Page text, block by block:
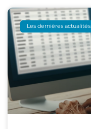
Les dernières actualités